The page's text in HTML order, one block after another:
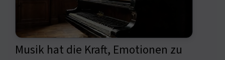
Musik hat die Kraft, Emotionen zu